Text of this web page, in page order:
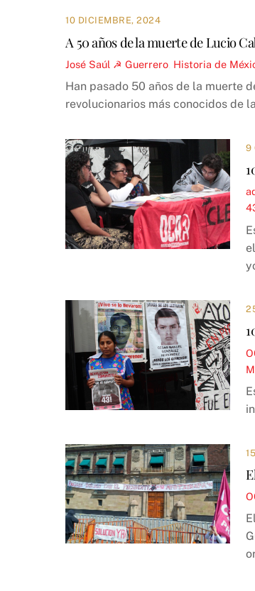
10 DICIEMBRE, 2024
A 50 años de la muerte de Lucio
José Saúl ☭ Guerrero Historia de
Han pasado 50 años de la muerte
revolucionarios más conocidos de
9